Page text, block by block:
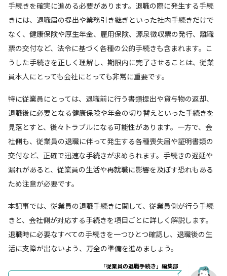
手続きを確実に進める必要があります。退職の際に発生する手続
きには、退職届の提出や業務引き継ぎといった社内手続きだけで
なく、健康保険や厚生年金、雇用保険、源泉徴収票の発行、離職
票の交付など、法令に基づく各種の公的手続きも含まれます。こ
うした手続きを正しく理解し、期限内に完了させることは、従業
員本人にとっても会社にとっても非常に重要です。
特に従業員にとっては、退職前に行う書類提出や貸与物の返却、
退職後に必要となる健康保険や年金の切り替えといった手続きを
見落とすと、後々トラブルになる可能性があります。一方で、会
社側も、従業員の退職に伴って発生する各種喪失届や証明書類の
交付など、正確で迅速な手続きが求められます。手続きの遅延や
漏れがあると、従業員の生活や再就職に影響を及ぼす恐れもある
ため注意が必要です。
本記事では、従業員の退職手続きに関して、従業員側が行う手続
きと、会社側が対応する手続きを項目ごとに詳しく解説します。
退職時に必要なすべての手続きを一つひとつ確認し、退職後の生
活に支障が出ないよう、万全の準備を進めましょう。
「従業員の退職手続き」編集部